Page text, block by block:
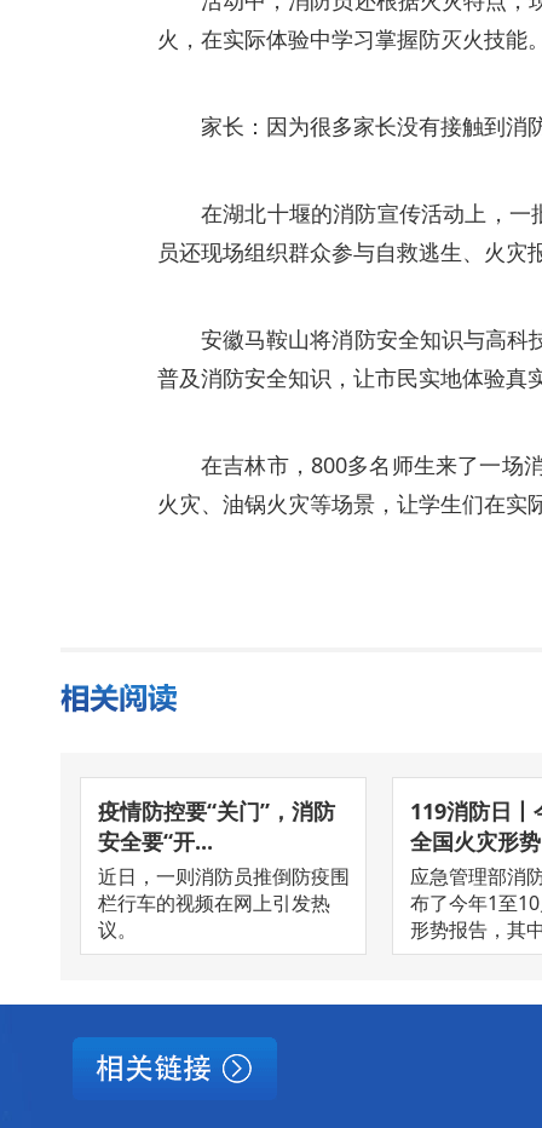
火，在实际体验中学习掌握防灭火技能
家长：因为很多家长没有接触到消
在湖北十堰的消防宣传活动上，一
员还现场组织群众参与自救逃生、火
安徽马鞍山将消防安全知识与高科
普及消防安全知识，让市民实地体验真
在吉林市，800多名师生来了一场
火灾、油锅火灾等场景，让学生们在
疫情防控要“关门”，消防
安全要“开...
近日，一则消防员推倒防疫围
栏行车的视频在网上引发热
议。
119消防日
全国火灾形
应急管理部消
布了今年1至
形势报告，其